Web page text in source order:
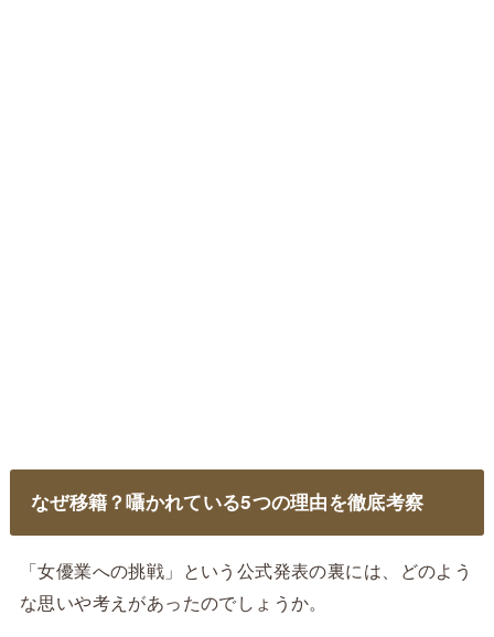
なぜ移籍？囁かれている5つの理由を徹底考察
「女優業への挑戦」という公式発表の裏には、どのよう
な思いや考えがあったのでしょうか。